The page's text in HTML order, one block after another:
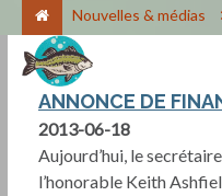
Nouvelles & médias
ANNONCE DE
2013-06-18
Aujourd’hui, le
l’honorable Keith